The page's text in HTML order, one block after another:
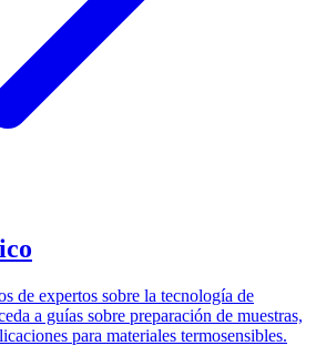
de expertos sobre la tecnología de
a guías sobre preparación de muestras,
para materiales termosensibles.